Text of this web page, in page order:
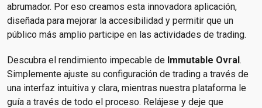
abrumador. Por eso creamos esta innovadora aplicación,
diseñada para mejorar la accesibilidad y permitir que un
público más amplio participe en las actividades de trading.
Descubra el rendimiento impecable de Immutable Ovral.
Simplemente ajuste su configuración de trading a través de
una interfaz intuitiva y clara, mientras nuestra plataforma le
guía a través de todo el proceso. Relájese y deje que